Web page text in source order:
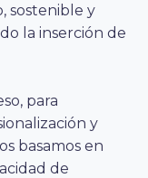
sostenible y
la inserción de
para
y
basamos en
de